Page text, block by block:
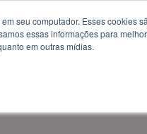
seu computador. Esses cookies
essas informações para
em outras mídias.
O que